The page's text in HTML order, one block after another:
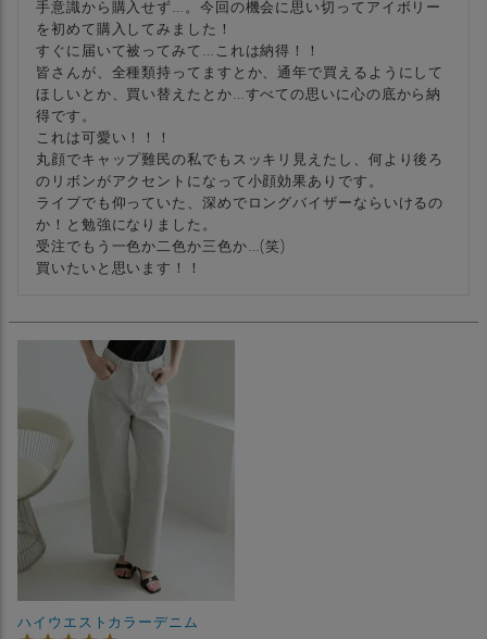
手意識から購入せず…。今回の機会に思い切ってアイボリー
を初めて購入してみました！
すぐに届いて被ってみて…これは納得！！
皆さんが、全種類持ってますとか、通年で買えるようにして
ほしいとか、買い替えたとか…すべての思いに心の底から納
得です。
これは可愛い！！！
丸顔でキャップ難民の私でもスッキリ見えたし、何より後ろ
のリボンがアクセントになって小顔効果ありです。
ライブでも仰っていた、深めでロングバイザーならいけるの
か！と勉強になりました。
受注でもう一色か二色か三色か…(笑)
買いたいと思います！！
ハイウエストカラーデニム